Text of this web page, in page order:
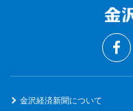
金沢経済新聞について